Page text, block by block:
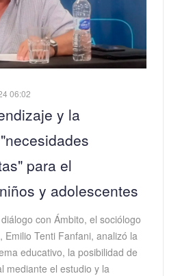
06:02
y la
para el
y adolescentes
con Ámbito, el sociólogo
Tenti Fanfani, analizó la
educativo, la posibilidad de
mediante el estudio y la